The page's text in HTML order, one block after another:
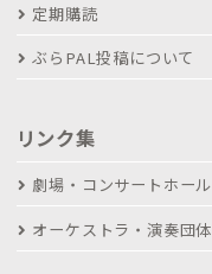
定期購読
ぶらPAL投稿について
リンク集
劇場・コンサートホール
オーケストラ・演奏団体